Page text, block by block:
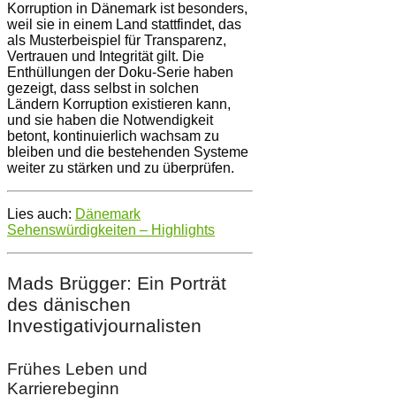
Korruption in Dänemark ist besonders,
weil sie in einem Land stattfindet, das
als Musterbeispiel für Transparenz,
Vertrauen und Integrität gilt. Die
Enthüllungen der Doku-Serie haben
gezeigt, dass selbst in solchen
Ländern Korruption existieren kann,
und sie haben die Notwendigkeit
betont, kontinuierlich wachsam zu
bleiben und die bestehenden Systeme
weiter zu stärken und zu überprüfen.
Lies auch: Dänemark
Sehenswürdigkeiten – Highlights
Mads Brügger: Ein Porträt
des dänischen
Investigativjournalisten
Frühes Leben und
Karrierebeginn